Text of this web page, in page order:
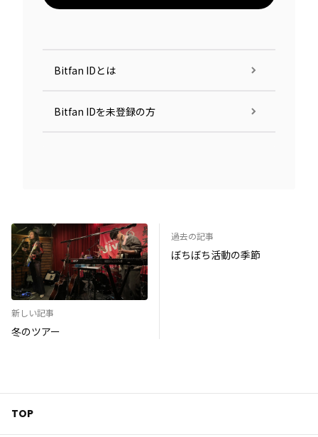
Bitfan IDとは
Bitfan IDを未登録の方
新しい記事
冬のツアー
過去の記事
ぼちぼち活動の季節
TOP